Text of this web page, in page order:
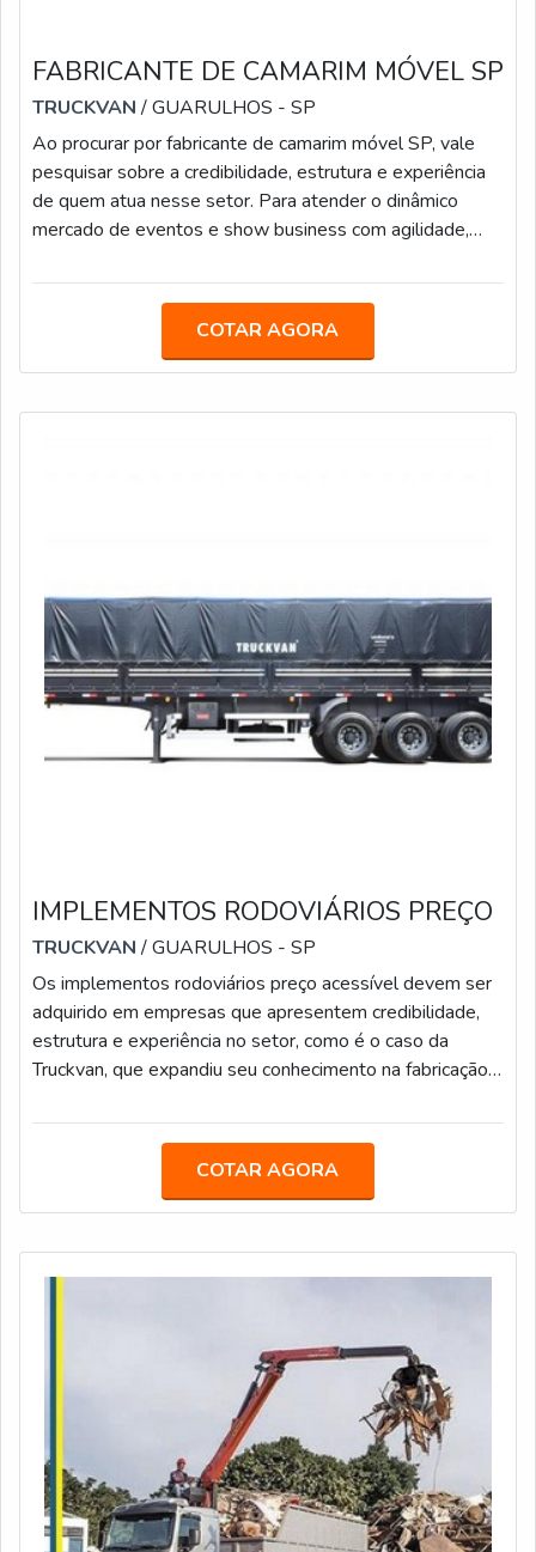
FABRICANTE DE CAMARIM MÓVEL SP
TRUCKVAN/ GUARULHOS - SP
Ao procurar por fabricante de camarim móvel SP, vale
pesquisar sobre a credibilidade, estrutura e experiência
de quem atua nesse setor. Para atender o dinâmico
mercado de eventos e show business com agilidade,
equipes de produção e artistas, a Truckvan desenvolveu
camarim móvel.COMO ESTÃO EQUIPADOS OS
CAMARINS MÓVEISO camarim 1 possui autonomia em
COTAR AGORA
IMPLEMENTOS RODOVIÁRIOS PREÇO
TRUCKVAN/ GUARULHOS - SP
Os implementos rodoviários preço acessível devem ser
adquirido em empresas que apresentem credibilidade,
estrutura e experiência no setor, como é o caso da
Truckvan, que expandiu seu conhecimento na fabricação
geral, a empresa atua com um quadro de funcionários
qualidade, tecnologia, segurança e acabamentos
diferenciados. Um exemplo disso é a criação do
COTAR AGORA